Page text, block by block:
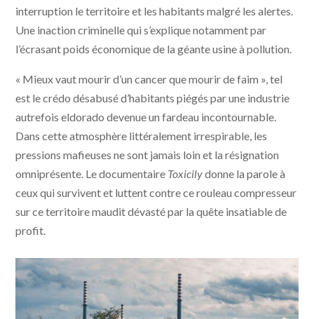
interruption le territoire et les habitants malgré les alertes.
Une inaction criminelle qui s’explique notamment par
l’écrasant poids économique de la géante usine à pollution.
« Mieux vaut mourir d’un cancer que mourir de faim », tel
est le crédo désabusé d’habitants piégés par une industrie
autrefois eldorado devenue un fardeau incontournable.
Dans cette atmosphère littéralement irrespirable, les
pressions mafieuses ne sont jamais loin et la résignation
omniprésente. Le documentaire Toxicilydonne la parole à
ceux qui survivent et luttent contre ce rouleau compresseur
sur ce territoire maudit dévasté par la quête insatiable de
profit.